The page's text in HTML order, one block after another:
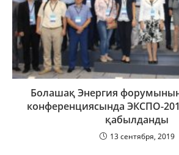
Болашақ Энергия
конференциясында ЭКСПО-
қабылданды
13 сентября, 2019